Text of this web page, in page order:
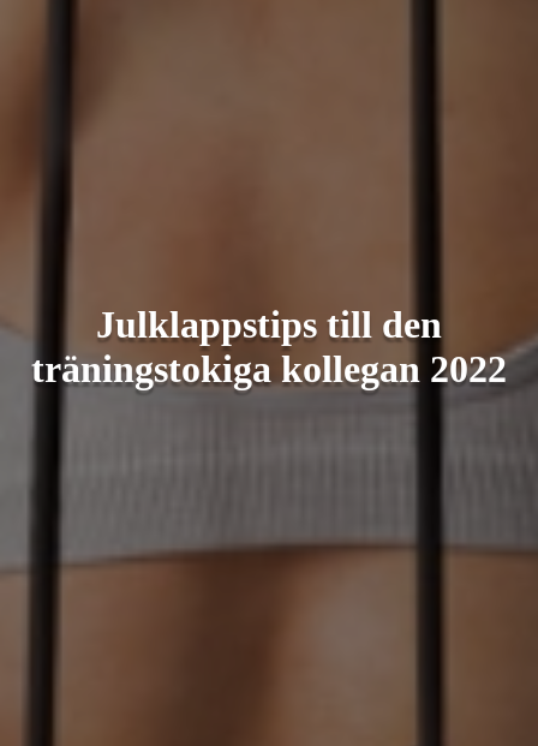
Julklappstips till den
träningstokiga kollegan 2022